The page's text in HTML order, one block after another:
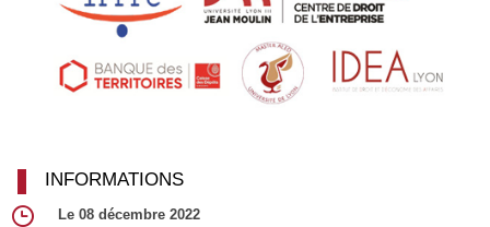
INFORMATIONS
Le 08 décembre 2022